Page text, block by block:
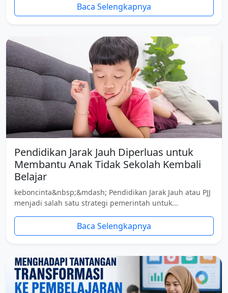
Baca Selengkapnya
Pendidikan Jarak Jauh Diperluas untuk
Membantu Anak Tidak Sekolah Kembali
Belajar
keboncinta&nbsp;&mdash; Pendidikan Jarak Jauh atau PJJ
menjadi salah satu strategi pemerintah untuk...
Baca Selengkapnya